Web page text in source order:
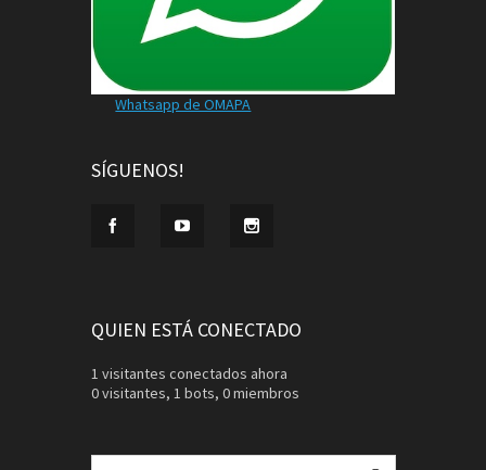
Whatsapp de OMAPA
SÍGUENOS!
QUIEN ESTÁ CONECTADO
1 visitantes conectados ahora
0 visitantes, 1 bots, 0 miembros
Buscar: